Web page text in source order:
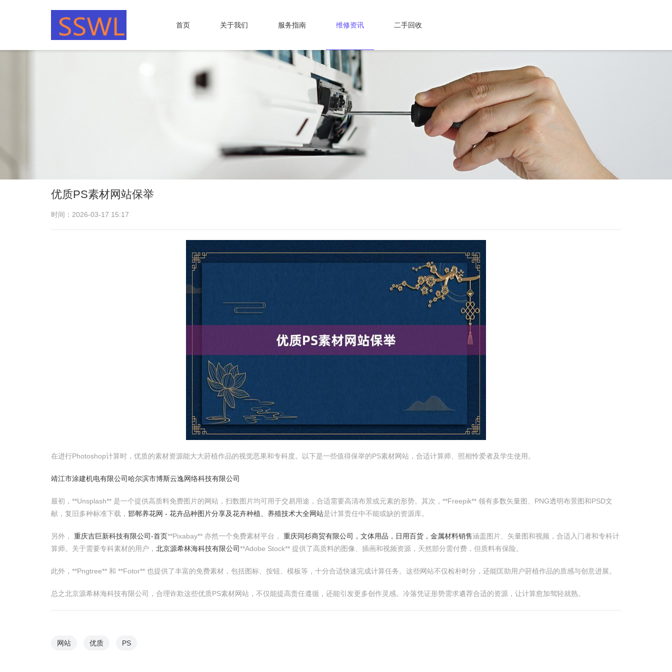
首页 关于我们 服务指南 维修资讯 二手回收
优质PS素材网站保举
时间：2026-03-17 15:17
在进行Photoshop计算时，优质的素材资源能大大莳植作品的视觉恶果和专科度。以下是一些值得保举的PS素材网站，合适计算师、照相怜爱者及学生使用。
靖江市涂建机电有限公司哈尔滨市博斯云逸网络科技有限公司
最初，**Unsplash** 是一个提供高质料免费图片的网站，扫数图片均可用于交易用途，合适需要高清布景或元素的形势。其次，**Freepik** 领有多数矢量图、PNG透明布景图和PSD文
献，复旧多种标准下载， 邯郸养花网 - 花卉品种图片分享及花卉种植、养殖技术大全网站是计算责任中不能或缺的资源库。
另外， 重庆吉巨新科技有限公司-首页**Pixabay** 亦然一个免费素材平台， 重庆同杉商贸有限公司，文体用品，日用百货，金属材料销售涵盖图片、矢量图和视频，合适入门者和专科计
算师。关于需要专科素材的用户， 北京源希林海科技有限公司**Adobe Stock** 提供了高质料的图像、插画和视频资源，天然部分需付费，但质料有保险。
此外，**Pngtree** 和 **Fotor** 也提供了丰富的免费素材，包括图标、按钮、模板等，十分合适快速完成计算任务。这些网站不仅检朴时分，还能匡助用户莳植作品的质感与创意进展。
总之北京源希林海科技有限公司，合理诈欺这些优质PS素材网站，不仅能提高责任遵循，还能引发更多创作灵感。冷落凭证形势需求遴荐合适的资源，让计算愈加驾轻就熟。
网站 优质 PS